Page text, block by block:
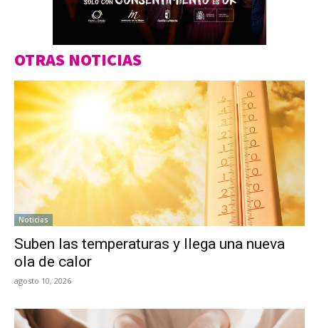
OTRAS NOTICIAS
Noticias
Suben las temperaturas y llega una nueva
ola de calor
agosto 10, 2026